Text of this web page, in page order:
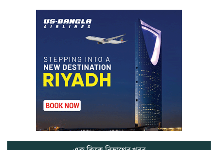
মার্শাল আর্ট ক্লাব কাপে ‘জুসা মার্শাল
আর্ট’ এর সাফল্য, শ্রীমঙ্গলের আয়াত ও
আইরাহ ঝুলিতে ৪ পদক
লাউয়াছড়া জাতীয় উদ্যানের সিএমসি
হিসাবরক্ষক আবজালুল হকের
মৃত্যুতে,এলাকায় শোকের ছায়া
ভোলাগঞ্জ স্থলবন্দরে এলসি আটকে
হয়রানির অভিযোগ, বিএনপির সাবেক